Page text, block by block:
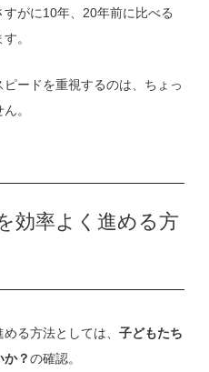
がに10年、20年前に比べる
。
ードを重視するのは、ちょっ
。
効率よく進める方
める方法としては、子どもたち
か？の確認。